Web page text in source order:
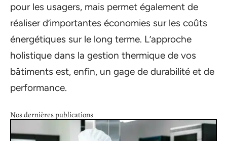
pour les usagers, mais permet également de
réaliser d’importantes économies sur les coûts
énergétiques sur le long terme. L’approche
holistique dans la gestion thermique de vos
bâtiments est, enfin, un gage de durabilité et de
performance.
Nos dernières publications